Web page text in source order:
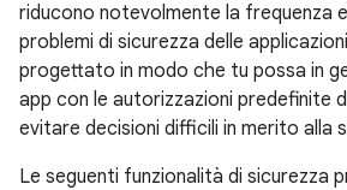
riducono notevolmente la frequenza
problemi di sicurezza delle
progettato in modo che tu possa in
app con le autorizzazioni predefinite
evitare decisioni difficili in merito alla
Le seguenti funzionalità di sicurezza